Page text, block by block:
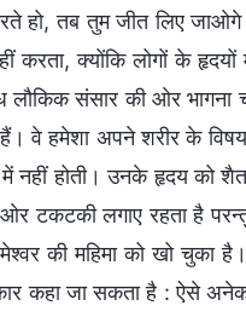
हो, तब तुम जीत लिए जाओगे
करता, क्योंकि लोगों के
लौकिक संसार की ओर
वे हमेशा अपने शरीर के विषय
नहीं होती। उनके हृदय को
टकटकी लगाए रहता है परन्तु
की महिमा को खो चुका
कहा जा सकता है : ऐसे